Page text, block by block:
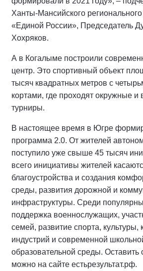
Ханты-Мансийского
«Единой России», Председатель
Хохряков.
А в Когалыме построили
центр. Это спортивный объект
тысяч квадратных метров с
кортами, где проходят окружные и
турниры.
В настоящее время в Югре
программа 2.0. От жителей
поступило уже свыше 45 тысяч
всего инициативы жителей
благоустройства и создания
среды, развития дорожной и
инфраструктуры. Среди
поддержка военнослужащих,
семей, развитие спорта, культуры,
индустрий и современной
образовательной среды.
можно на сайте естьрезультат.рф.